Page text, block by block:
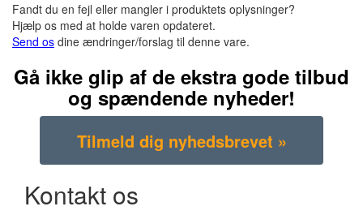
Fandt du en fejl eller mangler i produktets oplysninger?
Hjælp os med at holde varen opdateret.
Send os dine ændringer/forslag til denne vare.
Gå ikke glip af de ekstra gode tilbud
og spændende nyheder!
Kontakt os